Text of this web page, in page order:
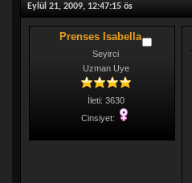
Eylül 21, 2009, 12:47:15 ös
Prenses Isabella
Seyirci
Uzman Uye
İleti: 3630
Cinsiyet: